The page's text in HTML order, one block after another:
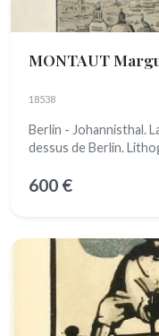
MONTAUT
18538
Berlin - Johannisthal.
dessus de Berlin.
600 €